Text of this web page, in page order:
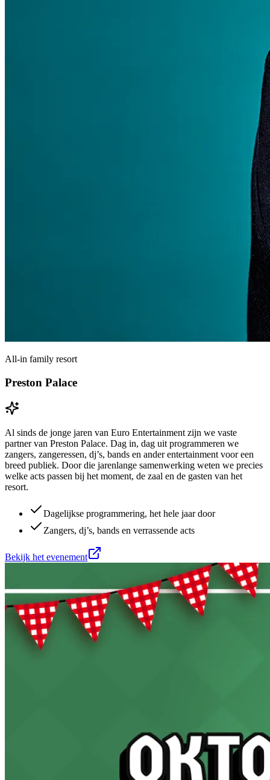
All-in family resort
Preston Palace
Al sinds de jonge jaren van Euro Entertainment zijn we vaste
partner van Preston Palace. Dag in, dag uit programmeren we
zangers, zangeressen, dj’s, bands en ander entertainment voor een
breed publiek. Door die jarenlange samenwerking weten we precies
welke acts passen bij het moment, de zaal en de gasten van het
resort.
Dagelijkse programmering, het hele jaar door
Zangers, dj’s, bands en verrassende acts
Bekijk het evenement